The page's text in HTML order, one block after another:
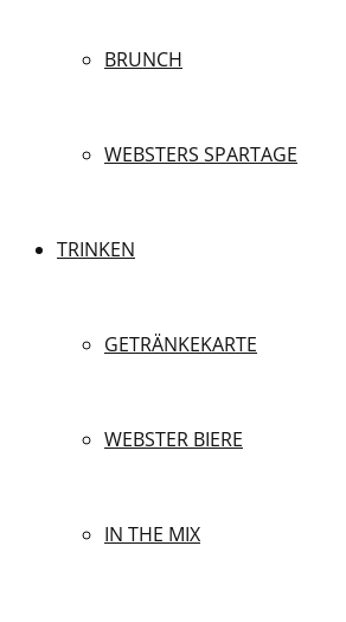
BRUNCH
WEBSTERS SPARTAGE
TRINKEN
GETRÄNKEKARTE
WEBSTER BIERE
IN THE MIX